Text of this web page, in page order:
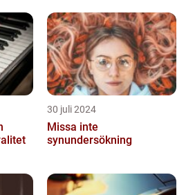
30 juli 2024
Missa inte
synundersökning